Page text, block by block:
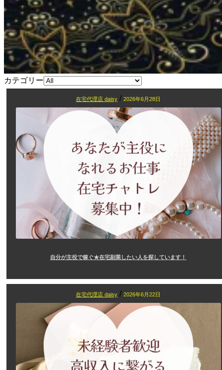
カテゴリー
在宅代理店 daisy / 2026年6月28日
自分が主役で稼ぐ★在宅副業したい人を探しています！
在宅代理店 daisy / 2026年6月22日